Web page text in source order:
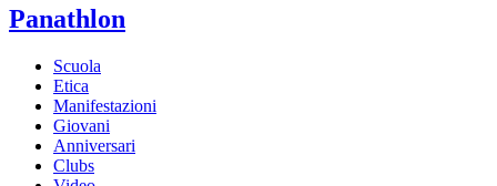
Panathlon
Scuola
Etica
Manifestazioni
Giovani
Anniversari
Clubs